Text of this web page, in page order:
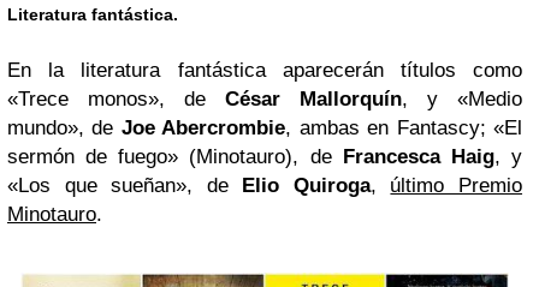
Literatura fantástica.
En la literatura fantástica aparecerán títulos como
«Trece monos», de César Mallorquín, y «Medio
mundo», de Joe Abercrombie, ambas en Fantascy; «El
sermón de fuego» (Minotauro), de
Francesca Haig, y
«Los que sueñan», de
Elio Quiroga, último Premio
Minotauro.